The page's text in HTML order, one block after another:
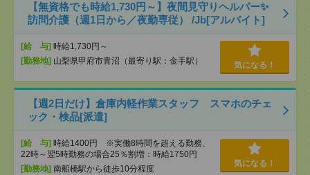
【無資格でも時給1,730円～】夜間見守りヘルパー✨
訪問介護（週1日から／夜勤専従） /Jb[アルバイト]
[給 与] 時給1,730円～
[勤務地] 山梨県甲府市青沼（最寄り駅：金手駅） 気になる！
【週2日だけ】倉庫内軽作業スタッフ スマホのチェ
ック・検品[派遣]
[給 与] 時給1400円 ※実働8時間を超える勤務、
22時～翌5時勤務の場合25％割増：時給1750円
[勤務地] 南船橋駅から徒歩10分程度
気になる！